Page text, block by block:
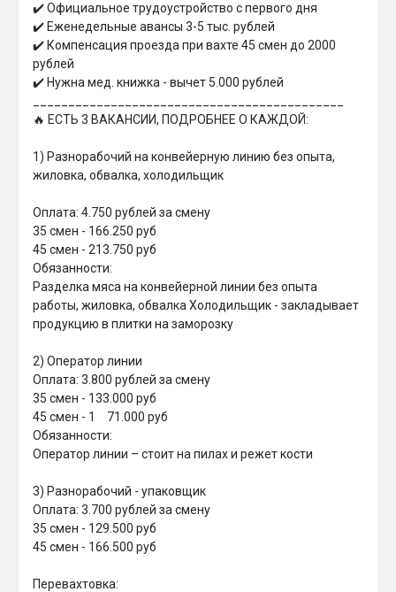
✔️ Официальное трудоустройство с первого дня
✔️ Еженедельные авансы 3-5 тыс. рублей
✔️ Компенсация проезда при вахте 45 смен до 2000
рублей
✔️ Нужна мед. книжка - вычет 5.000 рублей
🔥 ЕСТЬ 3 ВАКАНСИИ, ПОДРОБНЕЕ О КАЖДОЙ:
1) Разнорабочий на конвейерную линию без опыта,
жиловка, обвалка, холодильщик
Оплата: 4.750 рублей за смену
35 смен - 166.250 руб
45 смен - 213.750 руб
Обязанности:
Разделка мяса на конвейерной линии без опыта
работы, жиловка, обвалка Холодильщик - закладывает
продукцию в плитки на заморозку
2) Оператор линии
Оплата: 3.800 рублей за смену
35 смен - 133.000 руб
45 смен - 1	71.000 руб
Обязанности:
Оператор линии – стоит на пилах и режет кости
3) Разнорабочий - упаковщик
Оплата: 3.700 рублей за смену
35 смен - 129.500 руб
45 смен - 166.500 руб
Перевахтовка: